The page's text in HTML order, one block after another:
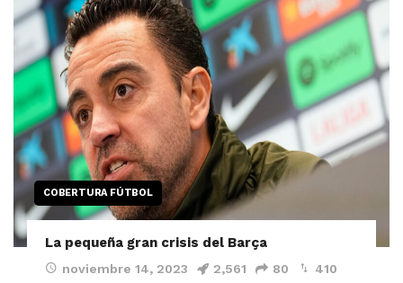
COBERTURA FÚTBOL
La pequeña gran crisis del Barça
noviembre 14, 2023 2,561 80 410